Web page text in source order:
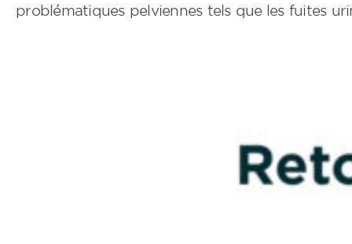
problématiques pelviennes tels que les fuites